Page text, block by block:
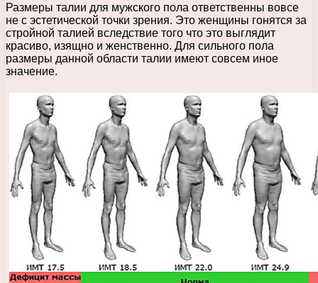
Размеры талии для мужского пола ответственны вовсе
не c эстетической точки зрения. Это женщины гонятся за
стройной талией вследствие того что это выглядит
красиво, изящно и женственно. Для сильного пола
размеры данной области талии имеют совсем иное
значение.